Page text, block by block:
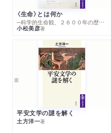
〈生命〉とは何か
─科学的生命観、２６００年の歴史とその超克
小松美彦著
平安文学の謎を解く
土方洋一著